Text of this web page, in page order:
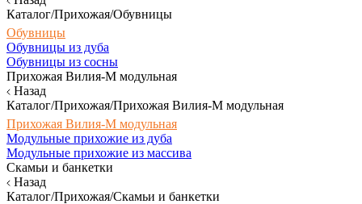
Каталог/Прихожая/Обувницы
Обувницы
Обувницы из дуба
Обувницы из сосны
Прихожая Вилия-М модульная
Назад
Каталог/Прихожая/Прихожая Вилия-М модульная
Прихожая Вилия-М модульная
Модульные прихожие из дуба
Модульные прихожие из массива
Скамьи и банкетки
Назад
Каталог/Прихожая/Скамьи и банкетки